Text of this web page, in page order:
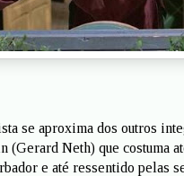
se aproxima dos outros
Neth) que costuma
e até ressentido pelas